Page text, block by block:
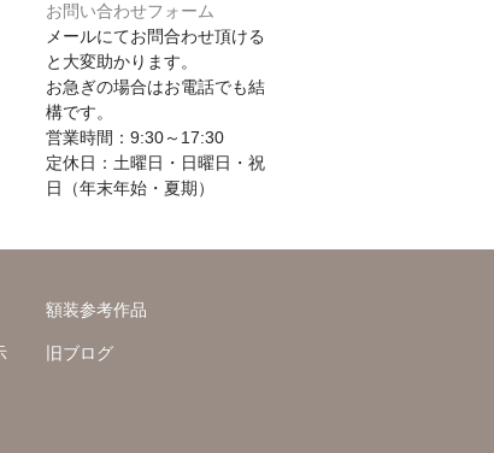
お問い合わせフォーム
メールにてお問合わせ頂ける
と大変助かります。
お急ぎの場合はお電話でも結
構です。
営業時間：9:30～17:30
定休日：土曜日・日曜日・祝
日（年末年始・夏期）
額装参考作品
旧ブログ